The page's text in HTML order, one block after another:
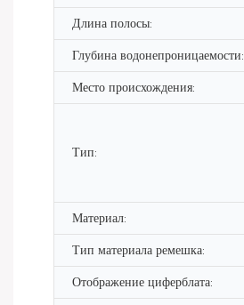
Длина полосы:
Глубина водонепроницаемости:
Место происхождения:
Тип:
Материал:
Тип материала ремешка:
Отображение циферблата: